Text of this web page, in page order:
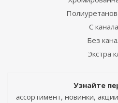
С
Без
Экстра
Узнайте
ассортимент, новинки,